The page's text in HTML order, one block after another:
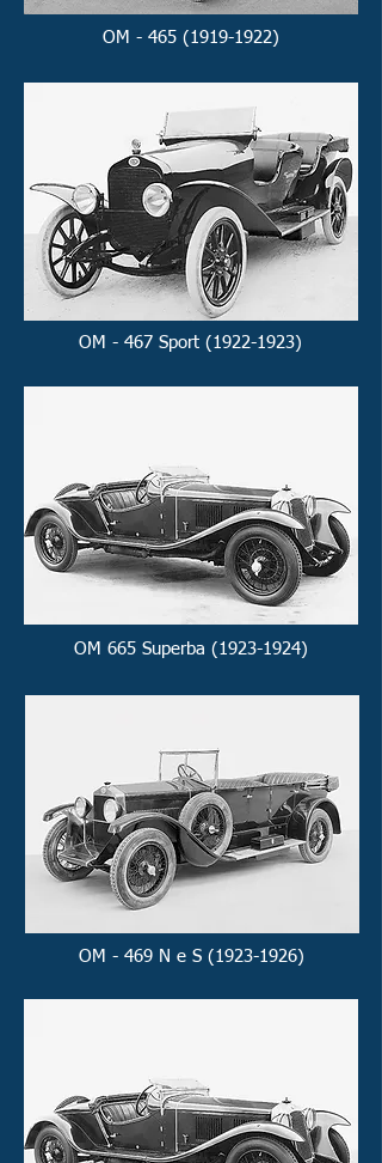
OM - 465 (1919-1922)
OM - 467 Sport (1922-1923)
OM 665 Superba (1923-1924)
OM - 469 N e S (1923-1926)